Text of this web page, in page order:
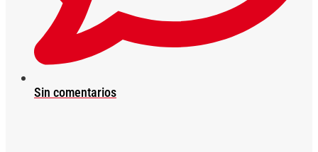
Sin comentarios